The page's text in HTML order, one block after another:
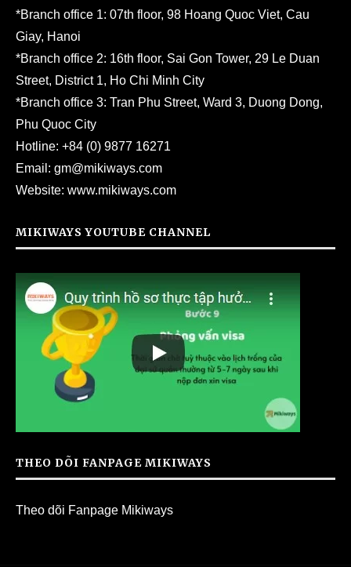
*Branch office 1: 07th floor, 98 Hoang Quoc Viet, Cau
Giay, Hanoi
*Branch office 2: 16th floor, Sai Gon Tower, 29 Le Duan
Street, District 1, Ho Chi Minh City
*Branch office 3: Tran Phu Street, Ward 3, Duong Dong,
Phu Quoc City
Hotline: +84 (0) 9877 16271
Email: gm@mikiways.com
Website: www.mikiways.com
MIKIWAYS YOUTUBE CHANNEL
THEO DÕI FANPAGE MIKIWAYS
Theo dõi Fanpage Mikiways